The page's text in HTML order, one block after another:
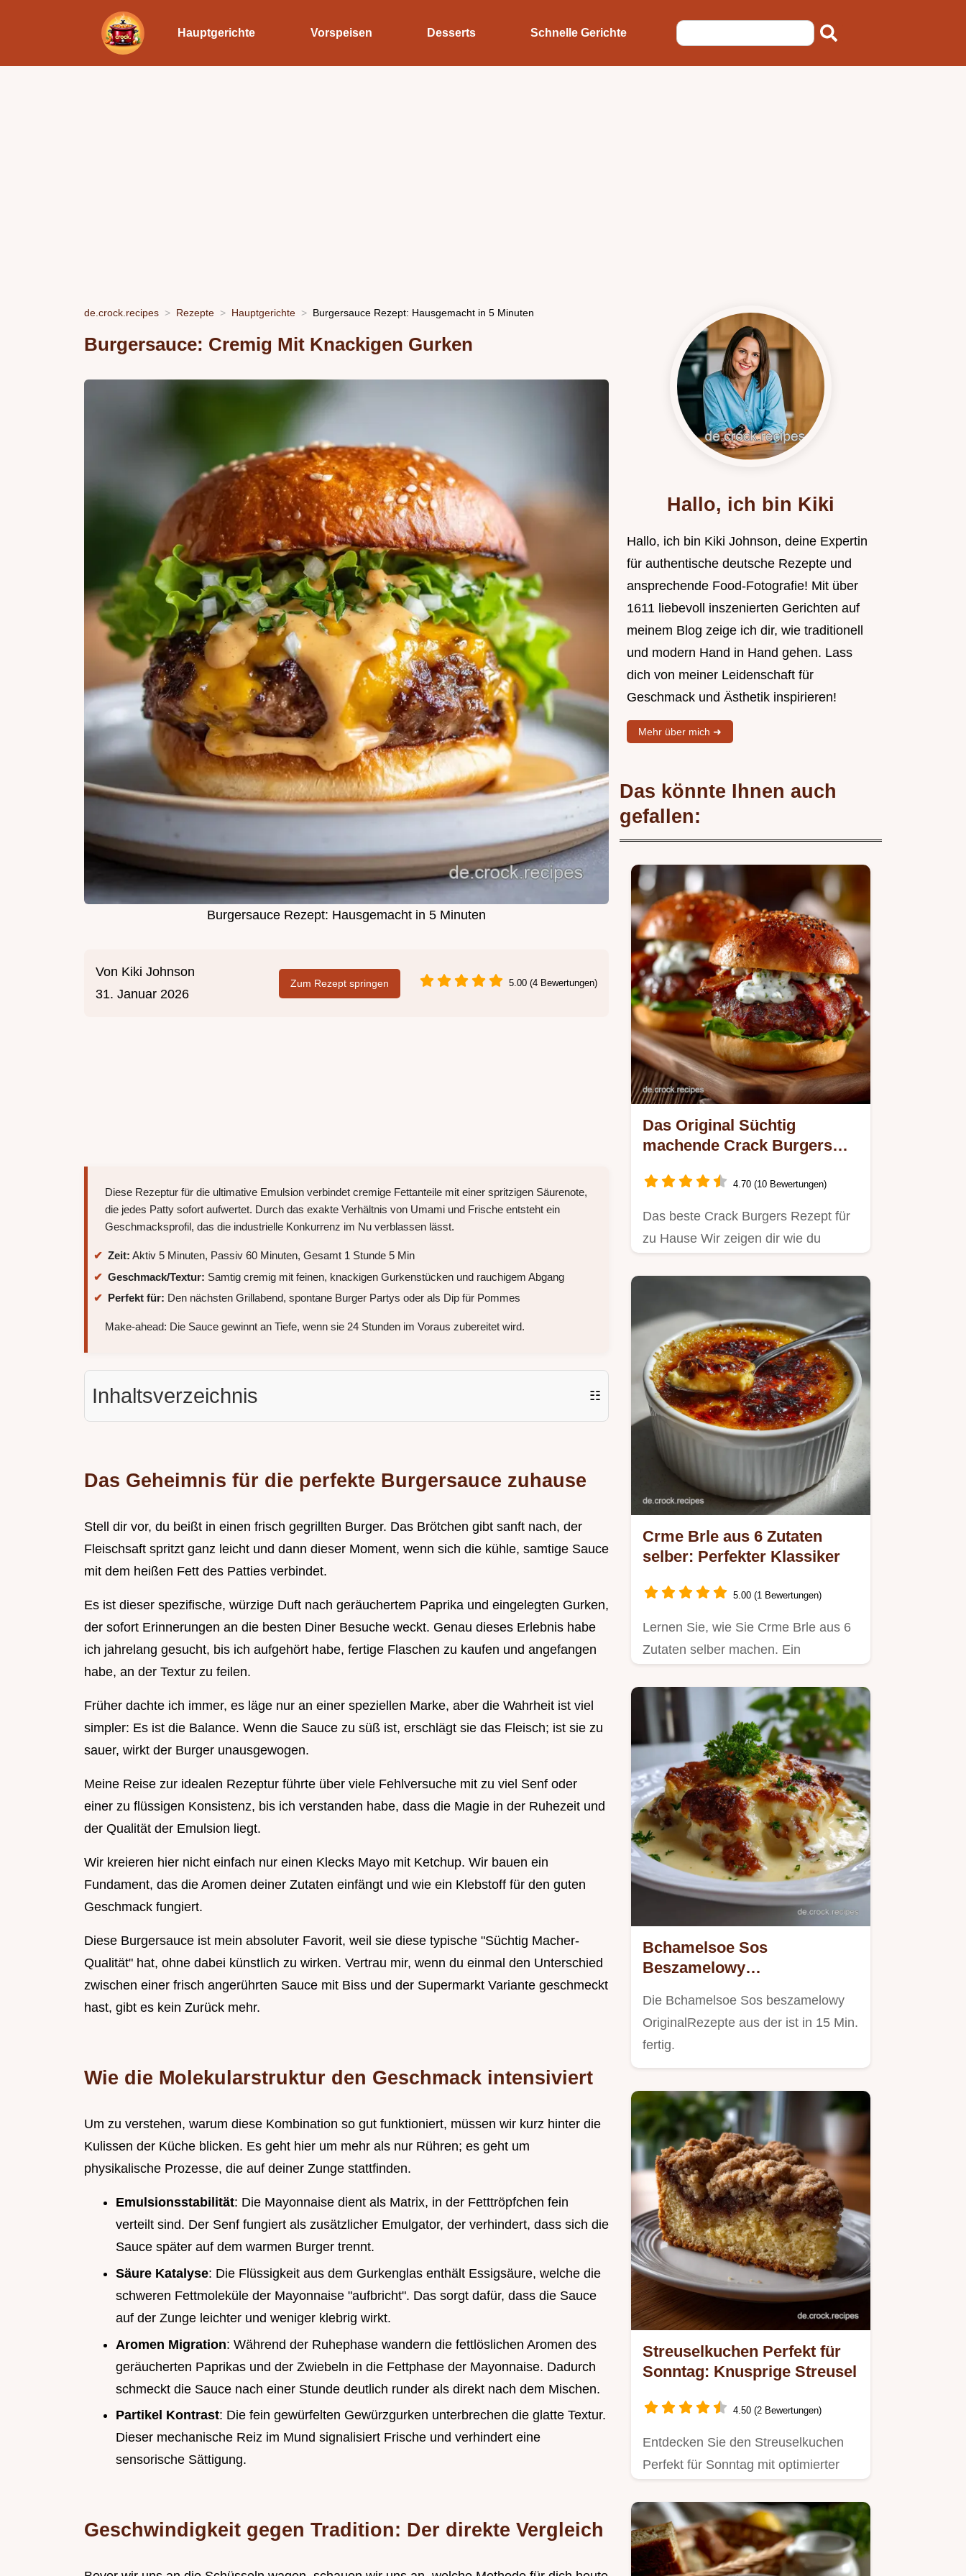
Hauptgerichte Vorspeisen Desserts Schnelle Gerichte
de.crock.recipes Rezepte Hauptgerichte Burgersauce Rezept: Hausgemacht in 5 Minuten
Burgersauce: Cremig Mit Knackigen Gurken
Burgersauce Rezept: Hausgemacht in 5 Minuten
Von Kiki Johnson
31. Januar 2026
Zum Rezept springen 5.00 (4 Bewertungen)
Diese Rezeptur für die ultimative Emulsion verbindet cremige Fettanteile mit einer spritzigen Säurenote,
die jedes Patty sofort aufwertet. Durch das exakte Verhältnis von Umami und Frische entsteht ein
Geschmacksprofil, das die industrielle Konkurrenz im Nu verblassen lässt.
Zeit: Aktiv 5 Minuten, Passiv 60 Minuten, Gesamt 1 Stunde 5 Min
Geschmack/Textur: Samtig cremig mit feinen, knackigen Gurkenstücken und rauchigem Abgang
Perfekt für: Den nächsten Grillabend, spontane Burger Partys oder als Dip für Pommes
Make-ahead: Die Sauce gewinnt an Tiefe, wenn sie 24 Stunden im Voraus zubereitet wird.
Inhaltsverzeichnis ☷
Das Geheimnis für die perfekte Burgersauce zuhause
Stell dir vor, du beißt in einen frisch gegrillten Burger. Das Brötchen gibt sanft nach, der
Fleischsaft spritzt ganz leicht und dann dieser Moment, wenn sich die kühle, samtige Sauce
mit dem heißen Fett des Patties verbindet.
Es ist dieser spezifische, würzige Duft nach geräuchertem Paprika und eingelegten Gurken,
der sofort Erinnerungen an die besten Diner Besuche weckt. Genau dieses Erlebnis habe
ich jahrelang gesucht, bis ich aufgehört habe, fertige Flaschen zu kaufen und angefangen
habe, an der Textur zu feilen.
Früher dachte ich immer, es läge nur an einer speziellen Marke, aber die Wahrheit ist viel
simpler: Es ist die Balance. Wenn die Sauce zu süß ist, erschlägt sie das Fleisch; ist sie zu
sauer, wirkt der Burger unausgewogen.
Meine Reise zur idealen Rezeptur führte über viele Fehlversuche mit zu viel Senf oder
einer zu flüssigen Konsistenz, bis ich verstanden habe, dass die Magie in der Ruhezeit und
der Qualität der Emulsion liegt.
Wir kreieren hier nicht einfach nur einen Klecks Mayo mit Ketchup. Wir bauen ein
Fundament, das die Aromen deiner Zutaten einfängt und wie ein Klebstoff für den guten
Geschmack fungiert.
Diese Burgersauce ist mein absoluter Favorit, weil sie diese typische "Süchtig Macher-
Qualität" hat, ohne dabei künstlich zu wirken. Vertrau mir, wenn du einmal den Unterschied
zwischen einer frisch angerührten Sauce mit Biss und der Supermarkt Variante geschmeckt
hast, gibt es kein Zurück mehr.
Wie die Molekularstruktur den Geschmack intensiviert
Um zu verstehen, warum diese Kombination so gut funktioniert, müssen wir kurz hinter die
Kulissen der Küche blicken. Es geht hier um mehr als nur Rühren; es geht um
physikalische Prozesse, die auf deiner Zunge stattfinden.
Emulsionsstabilität: Die Mayonnaise dient als Matrix, in der Fetttröpfchen fein
verteilt sind. Der Senf fungiert als zusätzlicher Emulgator, der verhindert, dass sich die
Sauce später auf dem warmen Burger trennt.
Säure Katalyse: Die Flüssigkeit aus dem Gurkenglas enthält Essigsäure, welche die
schweren Fettmoleküle der Mayonnaise "aufbricht". Das sorgt dafür, dass die Sauce
auf der Zunge leichter und weniger klebrig wirkt.
Aromen Migration: Während der Ruhephase wandern die fettlöslichen Aromen des
geräucherten Paprikas und der Zwiebeln in die Fettphase der Mayonnaise. Dadurch
schmeckt die Sauce nach einer Stunde deutlich runder als direkt nach dem Mischen.
Partikel Kontrast: Die fein gewürfelten Gewürzgurken unterbrechen die glatte Textur.
Dieser mechanische Reiz im Mund signalisiert Frische und verhindert eine
sensorische Sättigung.
Geschwindigkeit gegen Tradition: Der direkte Vergleich
Hallo, ich bin Kiki
Hallo, ich bin Kiki Johnson, deine Expertin
für authentische deutsche Rezepte und
ansprechende Food-Fotografie! Mit über
1611 liebevoll inszenierten Gerichten auf
meinem Blog zeige ich dir, wie traditionell
und modern Hand in Hand gehen. Lass
dich von meiner Leidenschaft für
Geschmack und Ästhetik inspirieren!
Mehr über mich ➜
Das könnte Ihnen auch
gefallen:
Das Original Süchtig
machende Crack Burgers
4.70 (10 Bewertungen)
Das beste Crack Burgers Rezept für
zu Hause Wir zeigen dir wie du
Crme Brle aus 6 Zutaten
selber: Perfekter Klassiker
5.00 (1 Bewertungen)
Lernen Sie, wie Sie Crme Brle aus 6
Zutaten selber machen. Ein
mit…
Bchamelsoe Sos
Beszamelowy
Min
Die Bchamelsoe Sos beszamelowy
OriginalRezepte aus der ist in 15 Min.
fertig.
Streuselkuchen Perfekt für
Sonntag: Knusprige Streusel
4.50 (2 Bewertungen)
Entdecken Sie den Streuselkuchen
Perfekt für Sonntag mit optimierter